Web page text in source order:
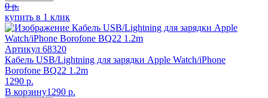
0 р.
купить в 1 клик
Артикул 68320
Кабель USB/Lightning для зарядки Apple Watch/iPhone
Borofone BQ22 1.2m
1290 р.
В корзину1290 р.